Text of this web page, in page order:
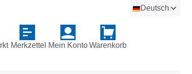
Deutsch
Merkzettel Mein KontoWarenkorb